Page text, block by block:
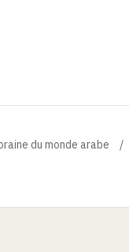
du monde arabe